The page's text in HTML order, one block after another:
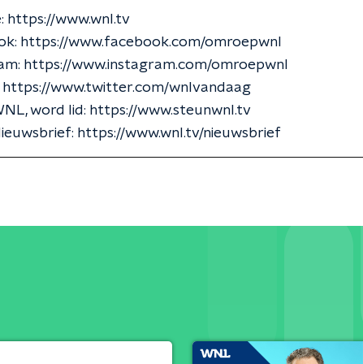
https://www.wnl.tv
https://www.facebook.com/omroepwnl
https://www.instagram.com/omroepwnl
www.twitter.com/wnlvandaag
word lid: https://www.steunwnl.tv
https://www.wnl.tv/nieuwsbrief